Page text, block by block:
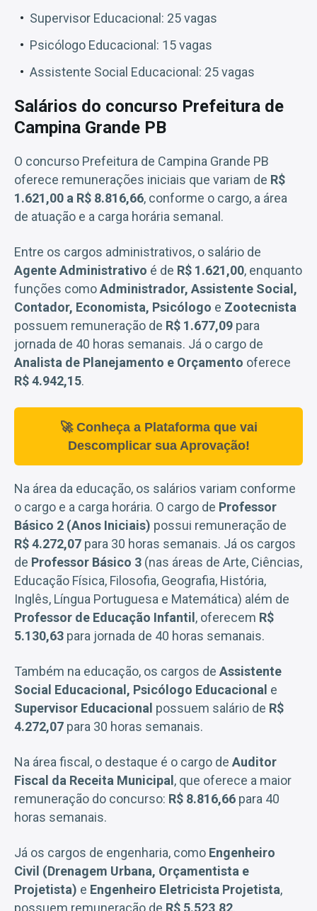
Supervisor Educacional: 25 vagas
Psicólogo Educacional: 15 vagas
Assistente Social Educacional: 25 vagas
Salários do concurso Prefeitura de
Campina Grande PB
O concurso Prefeitura de Campina Grande PB
oferece remunerações iniciais que variam de R$
1.621,00 a R$ 8.816,66, conforme o cargo, a área
de atuação e a carga horária semanal.
Entre os cargos administrativos, o salário de
Agente Administrativo é de R$ 1.621,00, enquanto
funções comoAdministrador, Assistente Social,
Contador, Economista, Psicólogo e Zootecnista
possuem remuneração de R$ 1.677,09 para
jornada de 40 horas semanais. Já o cargo de
Analista de Planejamento e Orçamento oferece
R$ 4.942,15.
🚀 Conheça a Plataforma que vai
Descomplicar sua Aprovação!
Na área da educação, os salários variam conforme
o cargo e a carga horária. O cargo de Professor
Básico 2 (Anos Iniciais) possui remuneração de
R$ 4.272,07 para 30 horas semanais. Já os cargos
de Professor Básico 3 (nas áreas de Arte, Ciências,
Educação Física, Filosofia, Geografia, História,
Inglês, Língua Portuguesa e Matemática) além de
Professor de Educação Infantil , oferecem R$
5.130,63 para jornada de 40 horas semanais.
Também na educação, os cargos de Assistente
Social Educacional, Psicólogo Educacional e
Supervisor Educacional possuem salário de R$
4.272,07 para 30 horas semanais.
Na área fiscal, o destaque é o cargo de Auditor
Fiscal da Receita Municipal , que oferece a maior
remuneração do concurso: R$ 8.816,66 para 40
horas semanais.
Já os cargos de engenharia, como Engenheiro
Civil (Drenagem Urbana, Orçamentista e
Projetista) e Engenheiro Eletricista Projetista,
possuem remuneração de R$ 5.523,82.